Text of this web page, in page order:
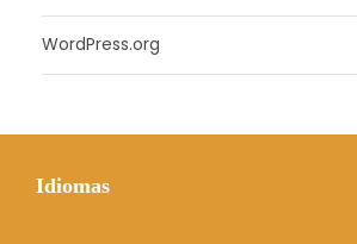
WordPress.org
Idiomas